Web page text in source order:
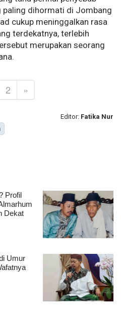
paling dihormati di Jombang
cukup meninggalkan rasa
terdekatnya, terlebih
merupakan seorang
2 »
Editor: Fatika Nur
Profil
Dekat
Umur